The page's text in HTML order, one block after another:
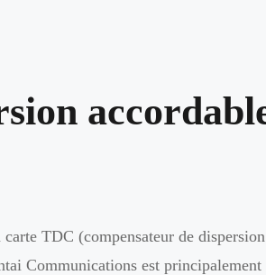
carte TDC (compensateur de
Communications est